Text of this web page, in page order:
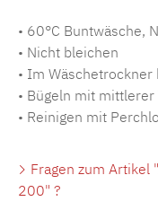
• 60°C Buntwäsche,
• Nicht bleichen
• Im
• Bügeln mit
• Reinigen mit
Fragen zum Artikel
200" ?